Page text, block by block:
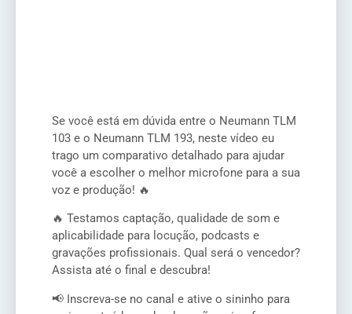
Se você está em dúvida entre o Neumann TLM
103 e o Neumann TLM 193, neste vídeo eu
trago um comparativo detalhado para ajudar
você a escolher o melhor microfone para a sua
voz e produção! 🔥
🔥 Testamos captação, qualidade de som e
aplicabilidade para locução, podcasts e
gravações profissionais. Qual será o vencedor?
Assista até o final e descubra!
📢 Inscreva-se no canal e ative o sininho para